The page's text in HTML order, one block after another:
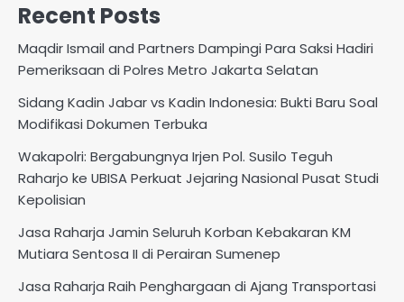
Recent Posts
Maqdir Ismail and Partners Dampingi Para Saksi Hadiri
Pemeriksaan di Polres Metro Jakarta Selatan
Sidang Kadin Jabar vs Kadin Indonesia: Bukti Baru Soal
Modifikasi Dokumen Terbuka
Wakapolri: Bergabungnya Irjen Pol. Susilo Teguh
Raharjo ke UBISA Perkuat Jejaring Nasional Pusat Studi
Kepolisian
Jasa Raharja Jamin Seluruh Korban Kebakaran KM
Mutiara Sentosa II di Perairan Sumenep
Jasa Raharja Raih Penghargaan di Ajang Transportasi